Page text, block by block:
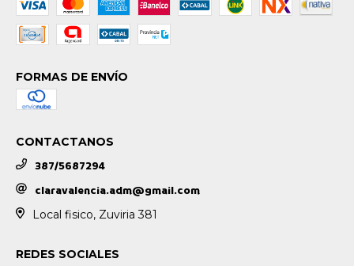
FORMAS DE ENVÍO
CONTACTANOS
387/5687294
claravalencia.adm@gmail.com
Local fisico, Zuviria 381
REDES SOCIALES